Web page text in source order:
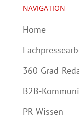
NAVIGATION
Home
360-Grad-
B2B-
PR-Wissen